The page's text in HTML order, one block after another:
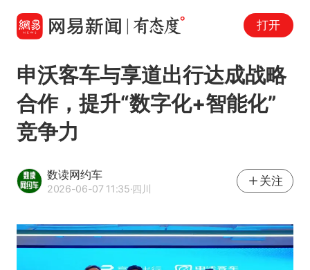
打开
申沃客车与享道出行达成战略
合作，提升“数字化+智能化”
竞争力
数读网约车
2026-06-07 11:35·四川
关注